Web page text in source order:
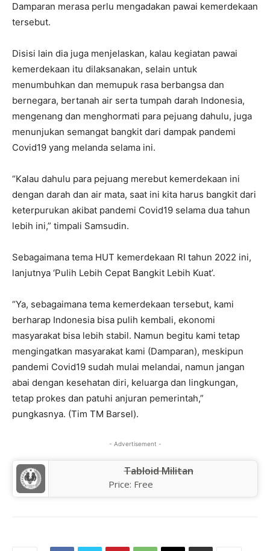
Damparan merasa perlu mengadakan pawai kemerdekaan
tersebut.
Disisi lain dia juga menjelaskan, kalau kegiatan pawai
kemerdekaan itu dilaksanakan, selain untuk
menumbuhkan dan memupuk rasa berbangsa dan
bernegara, bertanah air serta tumpah darah Indonesia,
mengenang dan menghormati para pejuang dahulu, juga
menunjukan semangat bangkit dari dampak pandemi
Covid19 yang melanda selama ini.
“Kalau dahulu para pejuang merebut kemerdekaan ini
dengan darah dan air mata, saat ini kita harus bangkit dari
keterpurukan akibat pandemi Covid19 selama dua tahun
lebih ini,” timpali Samsudin.
Sebagaimana tema HUT kemerdekaan RI tahun 2022 ini,
lanjutnya ‘Pulih Lebih Cepat Bangkit Lebih Kuat’.
“Ya, sebagaimana tema kemerdekaan tersebut, kami
berharap Indonesia bisa pulih kembali, ekonomi
masyarakat bisa lebih stabil. Namun begitu kami tetap
mengingatkan masyarakat kami (Damparan), meskipun
pandemi Covid19 sudah mulai melandai, namun jangan
abai dengan kesehatan diri, keluarga dan lingkungan,
tetap prokes dan patuhi anjuran pemerintah,”
pungkasnya. (Tim TM Barsel).
- Advertisement -
Tabloid Militan
Price: Free